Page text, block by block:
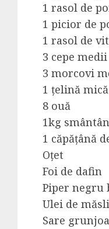
1 rasol de
1 picior de
1 rasol de
3 cepe medii
3 morcovi
1 țelină mică
8 ouă
1kg
1 căpățână
Oțet
Foi de dafin
Piper negru
Ulei de
Sare